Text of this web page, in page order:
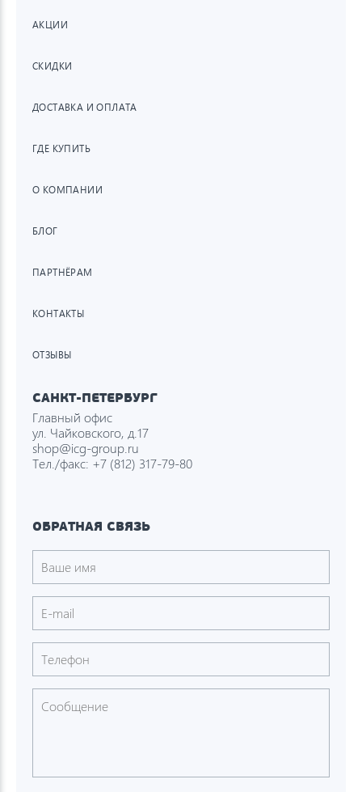
АКЦИИ
СКИДКИ
ДОСТАВКА И ОПЛАТА
ГДЕ КУПИТЬ
О КОМПАНИИ
БЛОГ
ПАРТНЁРАМ
КОНТАКТЫ
ОТЗЫВЫ
САНКТ-ПЕТЕРБУРГ
Главный офис
ул. Чайковского, д.17
shop@icg-group.ru
Тел./факс: +7 (812) 317-79-80
ОБРАТНАЯ СВЯЗЬ